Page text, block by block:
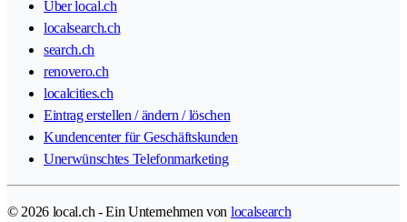
Über local.ch
localsearch.ch
search.ch
renovero.ch
localcities.ch
Eintrag erstellen / ändern / löschen
Kundencenter für Geschäftskunden
Unerwünschtes Telefonmarketing
© 2026 local.ch - Ein Unternehmen von localsearch